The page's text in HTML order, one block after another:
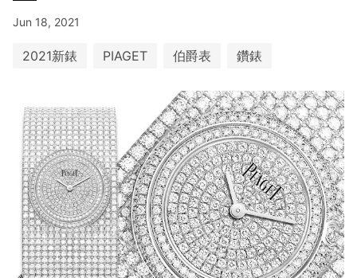
Jun 18, 2021
2021新錶 PIAGET 伯爵表 鑽錶